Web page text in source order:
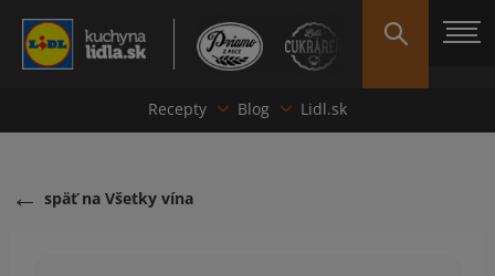
Recepty Blog Lidl.sk
späť na Všetky vína